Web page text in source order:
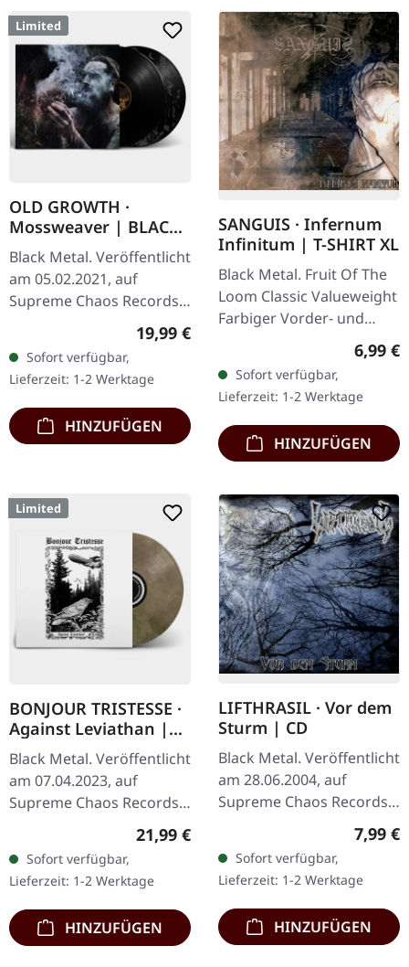
Limited
OLD GROWTH ·
Mossweaver | BLACK
2LP
Black Metal. Veröffentlicht
am 05.02.2021, auf
Supreme Chaos Records.
Schwarzes Doppel-Vinyl
im schweren Gatefold-
Cover mit bedrucktem
Insert und…
Regulärer Preis:
19,99 €
Sofort verfügbar,
Lieferzeit: 1-2 Werktage
HINZUFÜGEN
SANGUIS · Infernum
Infinitum | T-SHIRT XL
Black Metal. Fruit Of The
Loom Classic Valueweight
Farbiger Vorder- und
6,99 €
Sofort verfügbar,
Lieferzeit: 1-2 Werktage
HINZUFÜGEN
Limited
BONJOUR TRISTESSE ·
Against Leviathan |
ECO RECYCLED VINYL
LP
Black Metal. Veröffentlicht
am 07.04.2023, auf
Supreme Chaos Records.
Recycletes Eco-Vinyl mit
Insert, Download-Code,
limitiert auf 200…
Regulärer Preis:
21,99 €
Sofort verfügbar,
Lieferzeit: 1-2 Werktage
HINZUFÜGEN
LIFTHRASIL · Vor dem
Sturm | CD
Black Metal. Veröffentlicht
am 28.06.2004, auf
Supreme Chaos Records.
CD im Jewelcase mit
entfesselt mit „Vor dem
Sturm" eine…
7,99 €
Sofort verfügbar,
Lieferzeit: 1-2 Werktage
HINZUFÜGEN